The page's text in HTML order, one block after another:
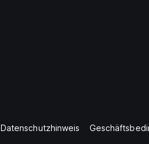
Datenschutzhinweis